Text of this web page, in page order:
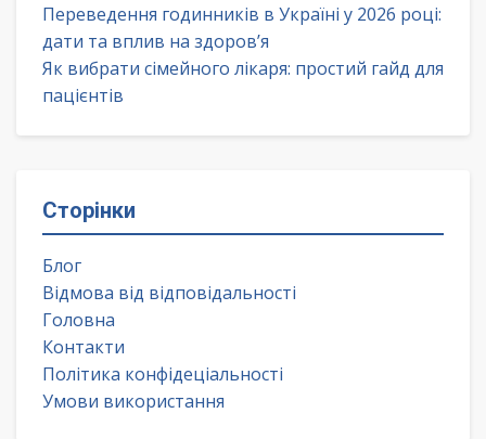
Переведення годинників в Україні у 2026 році:
дати та вплив на здоров’я
Як вибрати сімейного лікаря: простий гайд для
пацієнтів
Сторінки
Блог
Відмова від відповідальності
Головна
Контакти
Політика конфідеціальності
Умови використання